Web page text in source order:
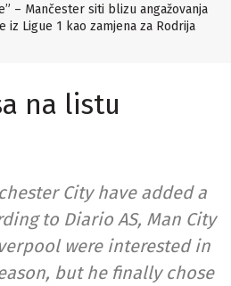
– Mančester siti blizu angažovanja
iz Ligue 1 kao zamjena za Rodrija
na listu
City have added a
to Diario AS, Man City
were interested in
but he finally chose